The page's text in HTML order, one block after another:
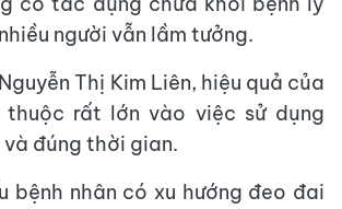
người vẫn lầm tưởng.
Thị Kim Liên, hiệu quả của
rất lớn vào việc sử dụng
đúng thời gian.
bệnh nhân có xu hướng đeo đai